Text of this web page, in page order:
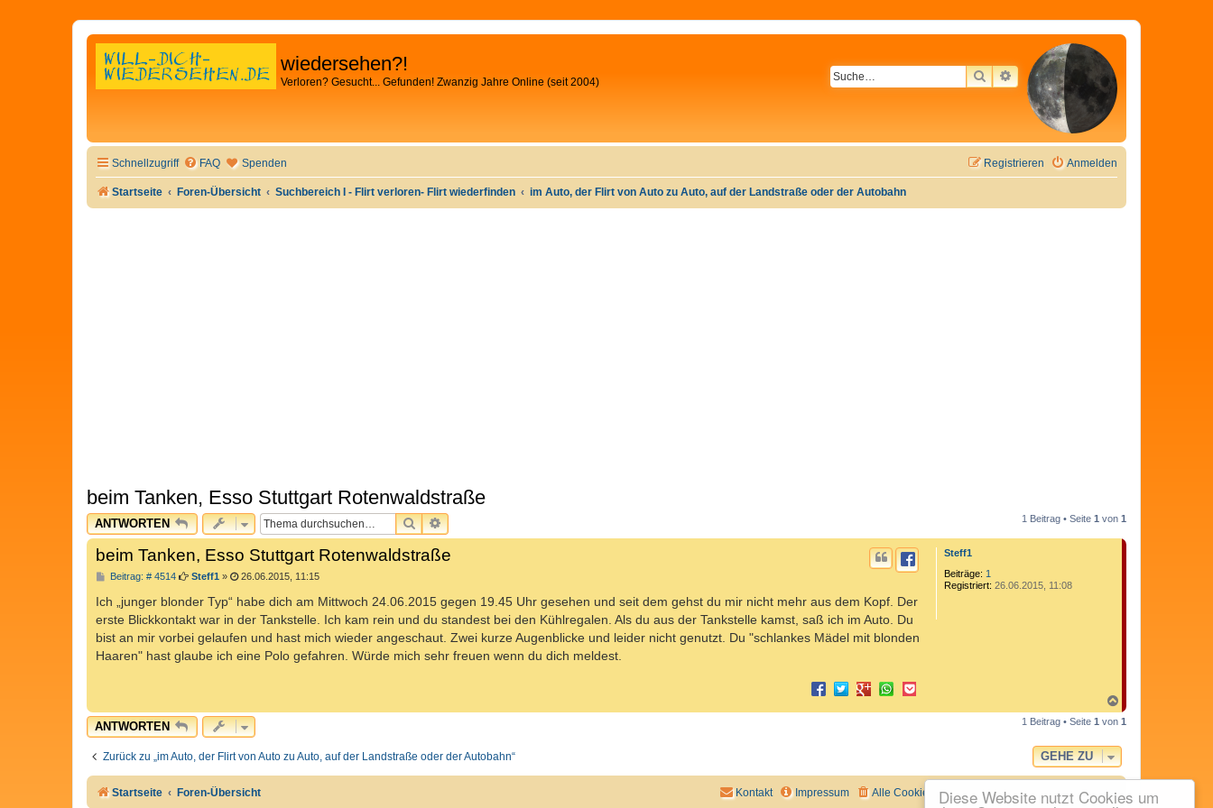
Diese Website nutzt Cookies um
wiedersehen?!
Verloren? Gesucht... Gefunden! Zwanzig Jahre Online (seit 2004) SUCHEERWEITERTE SUCHE
Schnellzugriff FAQ Spenden Anmelden
Registrieren
Startseite Foren-Übersicht Suchbereich I - Flirt verloren- Flirt wiederfinden im Auto, der Flirt von Auto zu Auto, auf der Landstraße oder der Autobahn
beim Tanken, Esso Stuttgart Rotenwaldstraße
ANTWORTEN SUCHEERWEITERTE SUCHE 1 Beitrag • Seite 1 von 1
Steff1
Beiträge: 1
Registriert: 26.06.2015, 11:08
beim Tanken, Esso Stuttgart Rotenwaldstraße
Beitrag: # 4514B
i
r
a
g
Steff1» 26.06.2015, 11:15
Ich „junger blonder Typ“ habe dich am Mittwoch 24.06.2015 gegen 19.45 Uhr gesehen und seit dem gehst du mir nicht mehr aus dem Kopf. Der
erste Blickkontakt war in der Tankstelle. Ich kam rein und du standest bei den Kühlregalen. Als du aus der Tankstelle kamst, saß ich im Auto. Du
bist an mir vorbei gelaufen und hast mich wieder angeschaut. Zwei kurze Augenblicke und leider nicht genutzt. Du "schlankes Mädel mit blonden
Haaren" hast glaube ich eine Polo gefahren. Würde mich sehr freuen wenn du dich meldest.
a
c
o
b
e
ANTWORTEN 1 Beitrag • Seite 1 von 1
Zurück zu „im Auto, der Flirt von Auto zu Auto, auf der Landstraße oder der Autobahn“ GEHE ZU
Startseite Foren-Übersicht Alle Zeiten sindUTC+02:00
Alle Cookies löschen
Impressum
Kontakt